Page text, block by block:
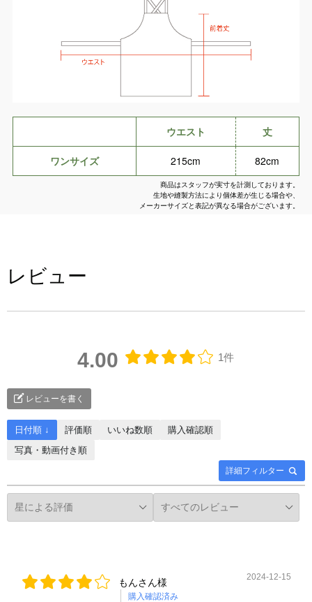
ウエスト 丈
ワンサイズ 215cm 82cm
商品はスタッフが実寸を計測しております。
生地や縫製方法により個体差が生じる場合や、
メーカーサイズと表記が異なる場合がございます。
レビュー
4.00 1件
レビューを書く
詳細フィルター
日付順 ↓ 評価順 いいね数順
購入確認順
写真・動画付き順
もんさん様
購入確認済み
2024-12-15